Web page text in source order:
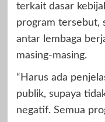
terkait dasar
program tersebut,
antar lembaga
masing-masing.
“Harus ada
publik, supaya
negatif. Semua